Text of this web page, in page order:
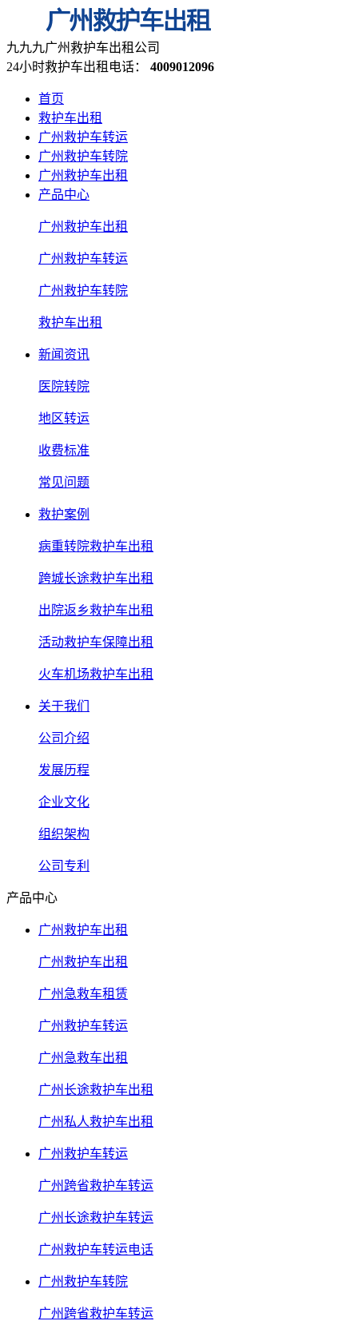
九九九广州救护车出租公司
24小时救护车出租电话：
4009012096
首页
救护车出租
广州救护车转运
广州救护车转院
广州救护车出租
产品中心
广州救护车出租
广州救护车转运
广州救护车转院
救护车出租
新闻资讯
医院转院
地区转运
收费标准
常见问题
救护案例
病重转院救护车出租
跨城长途救护车出租
出院返乡救护车出租
活动救护车保障出租
火车机场救护车出租
关于我们
公司介绍
发展历程
企业文化
组织架构
公司专利
产品中心
广州救护车出租
广州救护车出租
广州急救车租赁
广州救护车转运
广州急救车出租
广州长途救护车出租
广州私人救护车出租
广州救护车转运
广州跨省救护车转运
广州长途救护车转运
广州救护车转运电话
广州救护车转院
广州跨省救护车转运